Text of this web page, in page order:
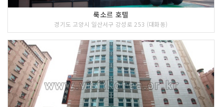
룩소르 호텔
경기도 고양시 일산서구 강성로 253 (대화동)